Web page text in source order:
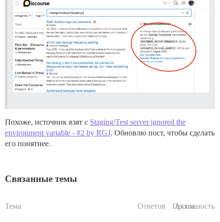
Похоже, источник взят с Staging/Test server ignored the
environment variable - #2 by RGJ. Обновлю пост, чтобы сделать
его понятнее.
Связанные темы
Тема Ответов Просм.
Активность